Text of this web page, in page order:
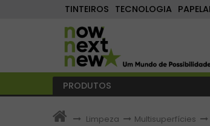
TINTEIROS TECNOLOGIA
PRODUTOS
> Limpeza > Multisuperfícies >